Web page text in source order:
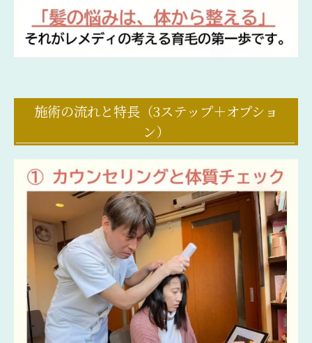
施術の流れと特長（3ステップ＋オプショ
ン）